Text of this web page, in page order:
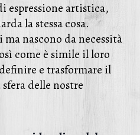
espressione artistica,
la stessa cosa.
nascono da necessità
come è simile il loro
e trasformare il
delle nostre